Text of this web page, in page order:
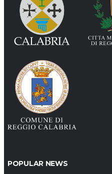
POPULAR NEWS